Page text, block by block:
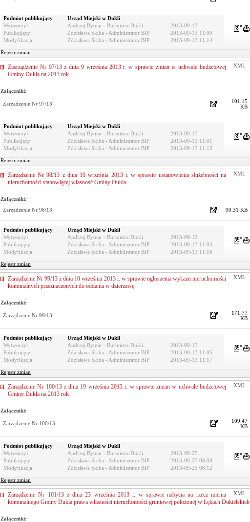
Podmiot publikujący
Urząd Miejski w Dukli
Wytworzył
Andrzej Bytnar - Burmistrz Dukli
2013-09-13
Publikujący
Zdzisława Skiba - Administrator BIP
2013-09-13 11:00
Modyfikacja
Zdzisława Skiba - Administrator BIP 2013-09-13 11:14
Rejestr zmian
XML
Zasrządzenie Nr 97/13 z dnia 9 września 2013 r. w sprawie zmian w uchwale budżetowej
Gminy Dukla na 2013 rok
Załączniki:
Zarządzenie Nr 97/13
101.15
KB
Podmiot publikujący
Urząd Miejski w Dukli
Wytworzył
Andrzej Bytnar - Burmistrz Dukli
2013-09-13
Publikujący
Zdzisława Skiba - Administrator BIP
2013-09-13 11:01
Modyfikacja
Zdzisława Skiba - Administrator BIP 2013-09-13 11:15
Rejestr zmian
XML
Zarządzenie Nr 98/13 z dnia 10 września 2013 r. w sprawie ustanowienia służebności na
nieruchomości stanowiącej własność Gminy Dukla
Załączniki:
Zarządzenie Nr 98/13 90.31 KB
Podmiot publikujący
Urząd Miejski w Dukli
Wytworzył
Andrzej Bytnar - Burmistrz Dukli
2013-09-13
Publikujący
Zdzisława Skiba - Administrator BIP
2013-09-13 11:03
Modyfikacja
Zdzisława Skiba - Administrator BIP 2013-09-13 11:16
Rejestr zmian
XML
Zarządzenie Nr 99/13 z dnia 10 września 2013 r. w sprawie ogłoszenia wykazu nieruchomości
komunalnych przeznaczonych do oddania w dzierżawę
Załączniki:
Zarządzenie Nr 99/13
171.77
KB
Podmiot publikujący
Urząd Miejski w Dukli
Wytworzył
Andrzej Bytnar - Burmistrz Dukli
2013-09-13
Publikujący
Zdzisława Skiba - Administrator BIP
2013-09-13 11:05
Modyfikacja
Zdzisława Skiba - Administrator BIP 2013-09-13 11:17
Rejestr zmian
XML
Zarządzenie Nr 100/13 z dnia 19 września 2013 r. w sprawie zmian w uchwale budżetowej
Gminy Dukla na 2013 rok
Załączniki:
Zarządzenie Nr 100/13
109.47
KB
Podmiot publikujący
Urząd Miejski w Dukli
Wytworzył
Andrzej Bytnar - Burmistrz Dukli
2013-09-25
Publikujący
Zdzisława Skiba - Administrator BIP
2013-09-25 08:08
Modyfikacja
Zdzisława Skiba - Administrator BIP 2013-09-25 08:12
Rejestr zmian
XML
Zarządzenie Nr 101/13 z dnia 23 września 2013 r. w sprawie nabycia na rzecz mienia
komunalnego Gminy Dukla prawa własności nieruchomości gruntowej położonej w Łękach Dukielskich
Załączniki: